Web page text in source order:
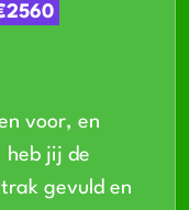
voor, en
heb jij de
gevuld en